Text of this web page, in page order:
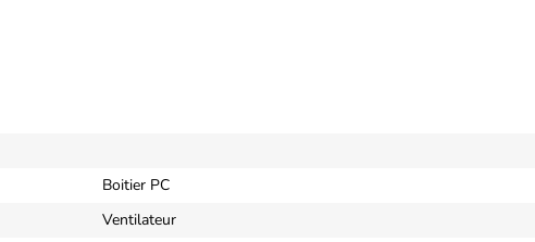
Boitier PC
Ventilateur